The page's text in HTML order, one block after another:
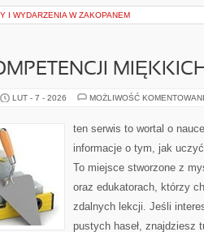
I WYDARZENIA W ZAKOPANEM
LUT - 7 - 2026 MOŻLIWOŚĆ
ten serwis to wortal o
informacje o tym, jak
To miejsce stworzone z
oraz edukatorach, którzy
zdalnych lekcji. Jeśli
pustych haseł, znajdziesz